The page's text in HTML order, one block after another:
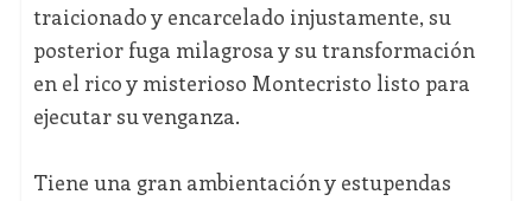
traicionado y encarcelado injustamente, su
posterior fuga milagrosa y su transformación
en el rico y misterioso Montecristo listo para
ejecutar su venganza.
Tiene una gran ambientación y estupendas